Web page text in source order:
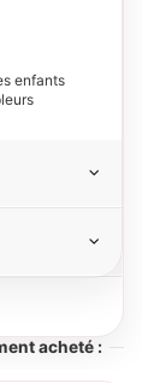
enfants
acheté :